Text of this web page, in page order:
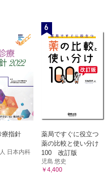
療指針
日本内科
6
薬局ですぐに役立つ
薬の比較と使い分け
100 改訂版
児島 悠史
￥4,400